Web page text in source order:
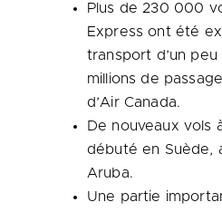
Plus de 230 000
Express ont été
transport d’un peu
millions de
d’Air Canada.
De nouveaux vols
débuté en Suède,
Aruba.
Une partie